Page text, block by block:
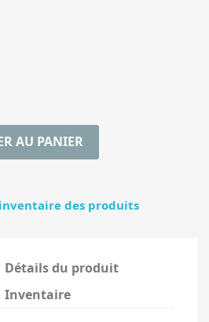
AU PANIER
des produits
Détails du produit
Inventaire